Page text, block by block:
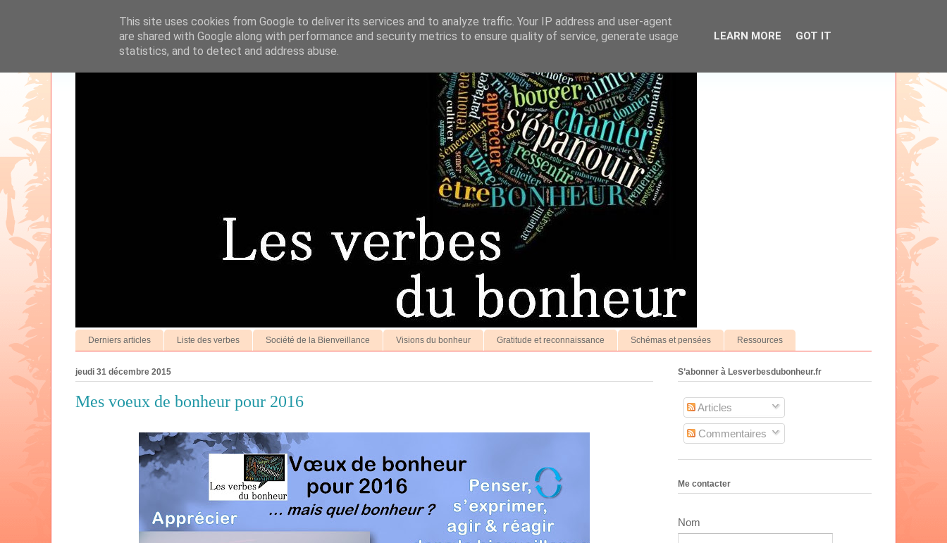
Derniers articles Liste des verbes Société de la Bienveillance Visions du bonheur Gratitude et reconnaissance Schémas et pensées Ressources
jeudi 31 décembre 2015
Mes voeux de bonheur pour 2016
S’abonner à Lesverbesdubonheur.fr
Articles
Commentaires
Me contacter
Nom
This site uses cookies from Google to deliver its services and to analyze traffic. Your IP address and user-agent
are shared with Google along with performance and security metrics to ensure quality of service, generate usage
statistics, and to detect and address abuse.
LEARN MORE GOT IT